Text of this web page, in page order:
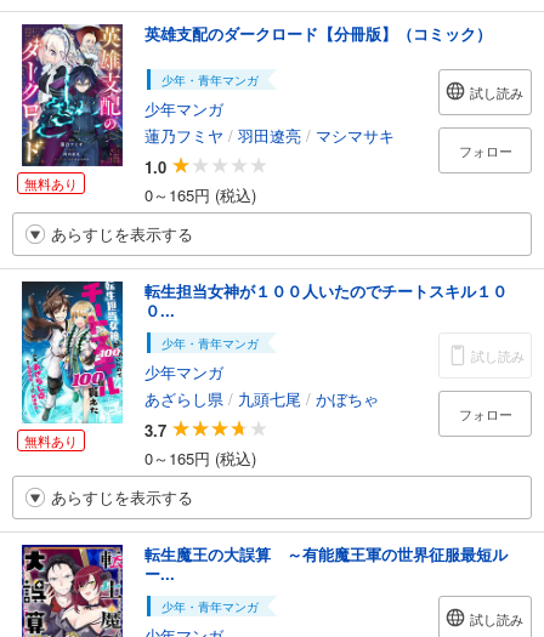
無料あり
英雄支配のダークロード【分冊版】（コミック）
少年・青年マンガ
少年マンガ
蓮乃フミヤ / 羽田遼亮 / マシマサキ
1.0
0～165円 (税込)
試し読み
フォロー
あらすじを表示する
無料あり
転生担当女神が１００人いたのでチートスキル１０
０...
少年・青年マンガ
少年マンガ
あざらし県 / 九頭七尾 / かぼちゃ
3.7
0～165円 (税込)
試し読み
フォロー
あらすじを表示する
転生魔王の大誤算 ～有能魔王軍の世界征服最短ル
ー...
少年・青年マンガ
試し読み